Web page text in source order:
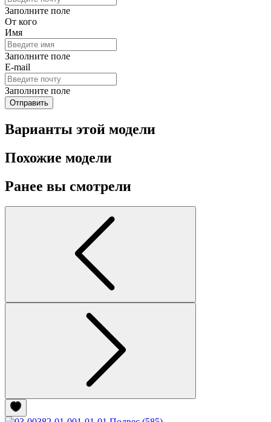
Заполните поле
От кого
Имя
Заполните поле
E-mail
Заполните поле
Отправить
Варианты этой модели
Похожие модели
Ранее вы смотрели